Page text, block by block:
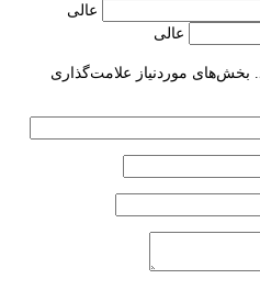
عالی
عالی
بخش‌های موردنیاز علامت‌گذاری